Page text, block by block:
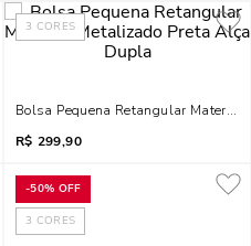
Dourada Duas Alças
3 CORES
Bolsa Pequena Retangular
R$ 299,90
-50% OFF
3 CORES